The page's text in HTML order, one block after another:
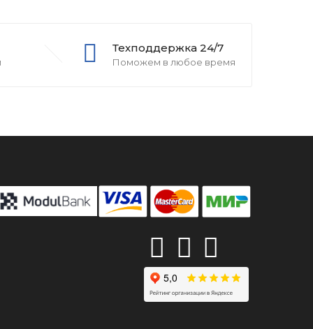
Техподдержка 24/7
Поможем в любое время